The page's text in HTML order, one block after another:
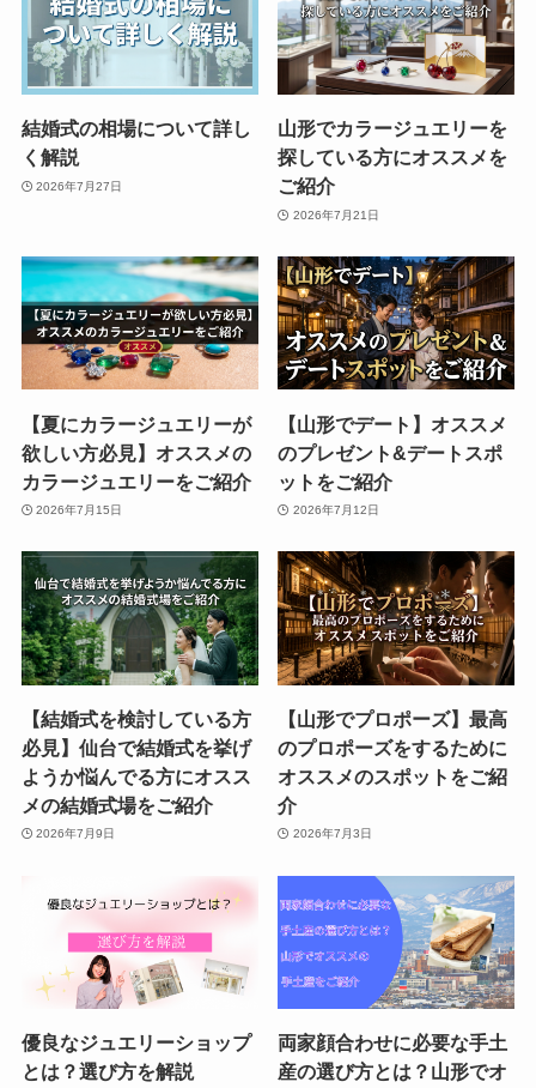
結婚式の相場について詳し
く解説
2026年7月27日
山形でカラージュエリーを
探している方にオススメを
ご紹介
2026年7月21日
【夏にカラージュエリーが
欲しい方必見】オススメの
カラージュエリーをご紹介
2026年7月15日
【山形でデート】オススメ
のプレゼント&デートスポ
ットをご紹介
2026年7月12日
【結婚式を検討している方
必見】仙台で結婚式を挙げ
ようか悩んでる方にオスス
メの結婚式場をご紹介
2026年7月9日
【山形でプロポーズ】最高
のプロポーズをするために
オススメのスポットをご紹
介
2026年7月3日
優良なジュエリーショップ
とは？選び方を解説
両家顔合わせに必要な手土
産の選び方とは？山形でオ